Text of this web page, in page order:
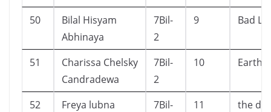
50
Bilal Hisyam
Abhinaya
7Bil-
2
9 Bad
51
Charissa Chelsky
Candradewa
7Bil-
2
10 Earth
52
Freya lubna
7Bil-
11 the